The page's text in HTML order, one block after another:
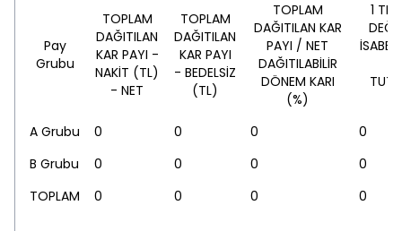
Pay
Grubu
TOPLAM
DAĞITILAN
KAR PAYI -
NAKİT (TL)
- NET
TOPLAM
DAĞITILAN
KAR PAYI
- BEDELSİZ
(TL)
TOPLAM
DAĞITILAN KAR
PAYI / NET
DAĞITILABİLİR
DÖNEM KARI
(%)
1 TL
A Grubu
0 0 0
0
B Grubu
0 0 0
0
TOPLAM
0 0 0 0